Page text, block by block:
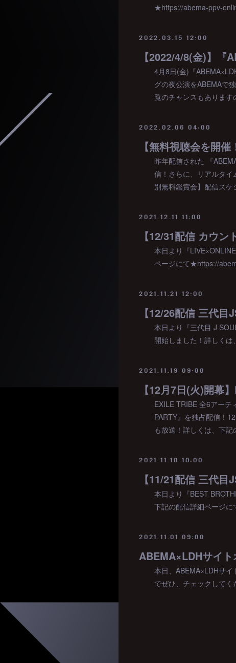
★https://abema-ppv-
2022.03.15 12:00
【2022/4/8(金)】『
4月8日(金)『
グの夜公演をABEMAで
覧のチャンスもありま
2022.02.06 04:00
昨年配信された 『
信！さらに、リアルタ
別無料鑑賞会】配信ス
2021.12.11 11:00
【12/31配信 カウ
本日より『
ページにて★https://
2021.11.21 12:00
【12/26配信 三代
本日より『三代目 J
開始しました！詳しく
2021.11.19 09:00
EXILE TRIBE 全6アーテ
PARTY』を独占配信！
も放送！詳しくは、下
2021.11.10 10:00
【11/21配信 三代目
本日より『BEST
下記の配信詳細ページ
2021.11.01 09:00
ABEMA×LDHサイト
本日、ABEMA×LDHサ
でぜひ、チェックしてく